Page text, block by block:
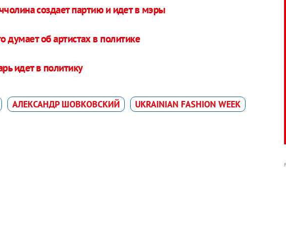
создает партию и идет в мэры
думает об артистах в политике
идет в политику
АЛЕКСАНДР ШОВКОВСКИЙ
UKRAINIAN FASHION WEEK